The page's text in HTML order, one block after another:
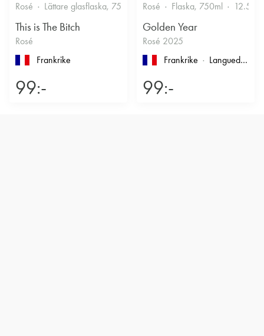
Rosé Lättare glasflaska, 750ml 11.5% Friskt & Bärigt
This is The Bitch
Rosé
Frankrike
99:-
Rosé Flaska, 750ml 12.5%
Golden Year
Rosé 2025
Frankrike
Languedoc-Roussillon
99:-